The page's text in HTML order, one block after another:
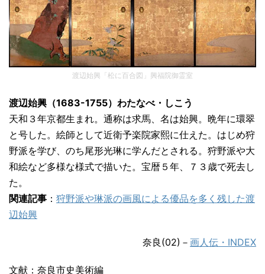
渡辺始興「松に百合図」興福院御霊室
渡辺始興（1683-1755）わたなべ・しこう
天和３年京都生まれ。通称は求馬、名は始興。晩年に環翠
と号した。絵師として近衛予楽院家熙に仕えた。はじめ狩
野派を学び、のち尾形光琳に学んだとされる。狩野派や大
和絵など多様な様式で描いた。宝暦５年、７３歳で死去し
た。
関連記事 ： 狩野派や琳派の画風による優品を多く残した渡
辺始興
奈良(02)－ 画人伝・INDEX
文献：奈良市史美術編